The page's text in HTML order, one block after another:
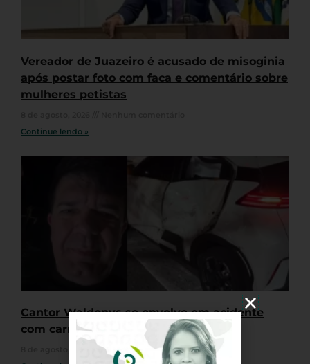
Vereador de Juazeiro é acusado de misoginia
após postar foto com faca e comentário sobre
mulheres petistas
Continue lendo »
Cantor Waldonys se envolve em acidente
com carro em Fortaleza
Nenhum comentário